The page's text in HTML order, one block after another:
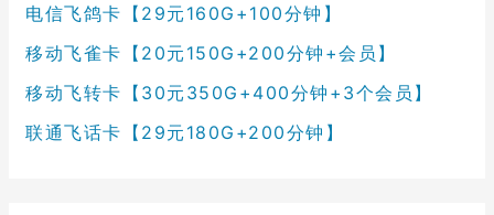
电信飞鸽卡【29元160G+100分钟】
移动飞雀卡【20元150G+200分钟+会员】
移动飞转卡【30元350G+400分钟+3个会员】
联通飞话卡【29元180G+200分钟】